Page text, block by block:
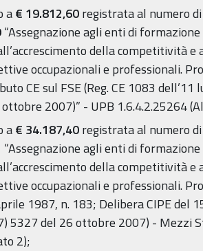
a€ 19.812,60registrata al numero
“Assegnazione agli enti di
della competitività
occupazionali e professionali.
CE sul FSE (Reg. CE 1083
2007)” - UPB 1.6.4.2.25264
a€ 34.187,40registrata al numero
“Assegnazione agli enti di
della competitività
occupazionali e professionali.
1987, n. 183; Delibera CIPE del
5327 del 26 ottobre 2007) - Mezzi
2);